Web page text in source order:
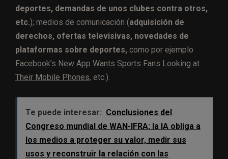
deportes, demandas de unos clubes contra otros,
etc.); medios de comunicación (adquisición de
derechos, ofertas televisivas, novedades de
plataformas sobre deportes, como por ejemplo
Facebook’s New App Wants Sports Fans Looking at
Their Mobile Phones, etc.).
Te puede interesar: Conclusiones del
Congreso mundial de WAN-IFRA: la IA obliga a
los medios a proteger su valor, medir sus
usos y reconstruir la relación con las